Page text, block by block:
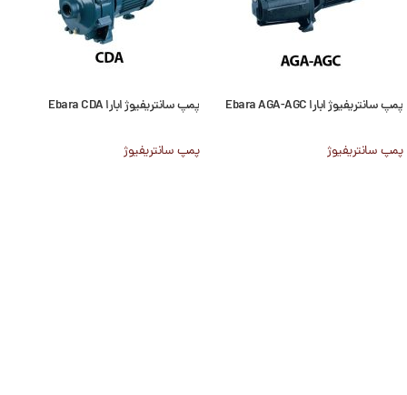
پمپ سانتریفیوژ ابارا Ebara AGA-AGC
پمپ سانتریفیوژ
پمپ سانتریفیوژ ابارا Ebara CDA
پمپ سانتریفیوژ